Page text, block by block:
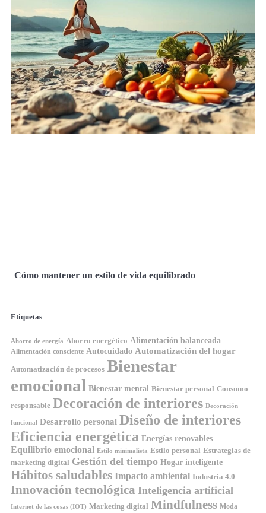
Cómo mantener un estilo de vida equilibrado
Etiquetas
Ahorro de energía Ahorro energético Alimentación balanceada
Alimentación consciente Autocuidado Automatización del hogar
Automatización de procesos Bienestar
emocional Bienestar mental Bienestar personal Consumo
responsable Decoración de interiores Decoración
funcional Desarrollo personal Diseño de interiores
Eficiencia energética Energías renovables
Equilibrio emocional Estilo minimalista Estilo personal Estrategias de
marketing digital Gestión del tiempo Hogar inteligente
Hábitos saludables Impacto ambiental Industria 4.0
Innovación tecnológica Inteligencia artificial
Internet de las cosas (IOT) Marketing digital Mindfulness Moda